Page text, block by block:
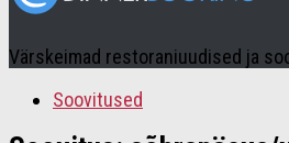
Värskeimad restoraniuudised ja
Soovitused